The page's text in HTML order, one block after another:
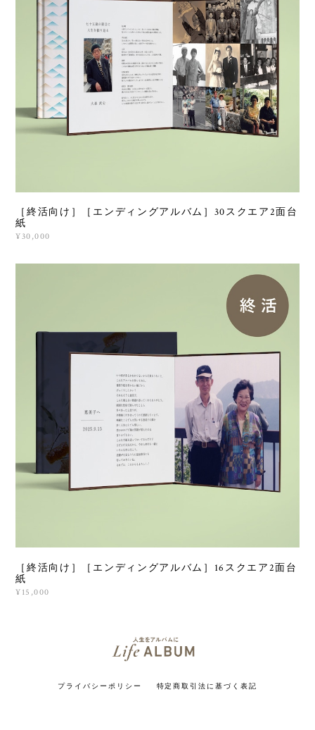
［終活向け］［エンディングアルバム］30スクエア2面台
紙
¥30,000
［終活向け］［エンディングアルバム］16スクエア2面台
紙
¥15,000
プライバシーポリシー 特定商取引法に基づく表記